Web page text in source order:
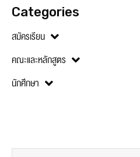
Categories
สมัครเรียน
คณะและหลักสูตร
นักศึกษา